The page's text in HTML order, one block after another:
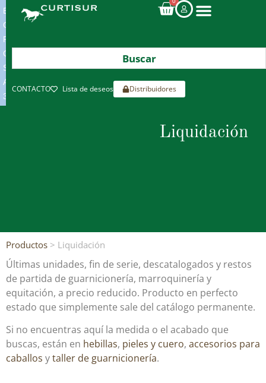
ENVIOS
GRATIS
POR
COMPRAS
SUPERIORES
A
300€*
CONTACTO Lista de deseos Distribuidores
Liquidación
Productos > Liquidación
Últimas unidades, fin de serie, descatalogados y restos
de partida de guarnicionería, marroquinería y
equitación, a precio reducido. Producto en perfecto
estado que simplemente sale del catálogo permanente.
Si no encuentras aquí la medida o el acabado que
buscas, están en hebillas, pieles y cuero, accesorios para
caballos ytaller de guarnicionería.